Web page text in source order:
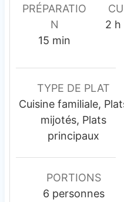
PRÉPARATIO
N
15 m
n
u
t
e
s
min
2 h
r
s
h
TYPE DE PLAT
Cuisine familiale,
mijotés, Plats
principaux
PORTIONS
6 personnes